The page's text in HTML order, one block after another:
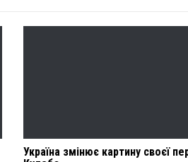
Україна змінює картину своєї